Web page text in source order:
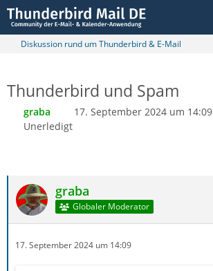
Diskussion rund um Thunderbird & E-Mail
Thunderbird und Spam
graba 17. September 2024 um 14:09
Unerledigt
graba
Globaler Moderator
17. September 2024 um 14:09